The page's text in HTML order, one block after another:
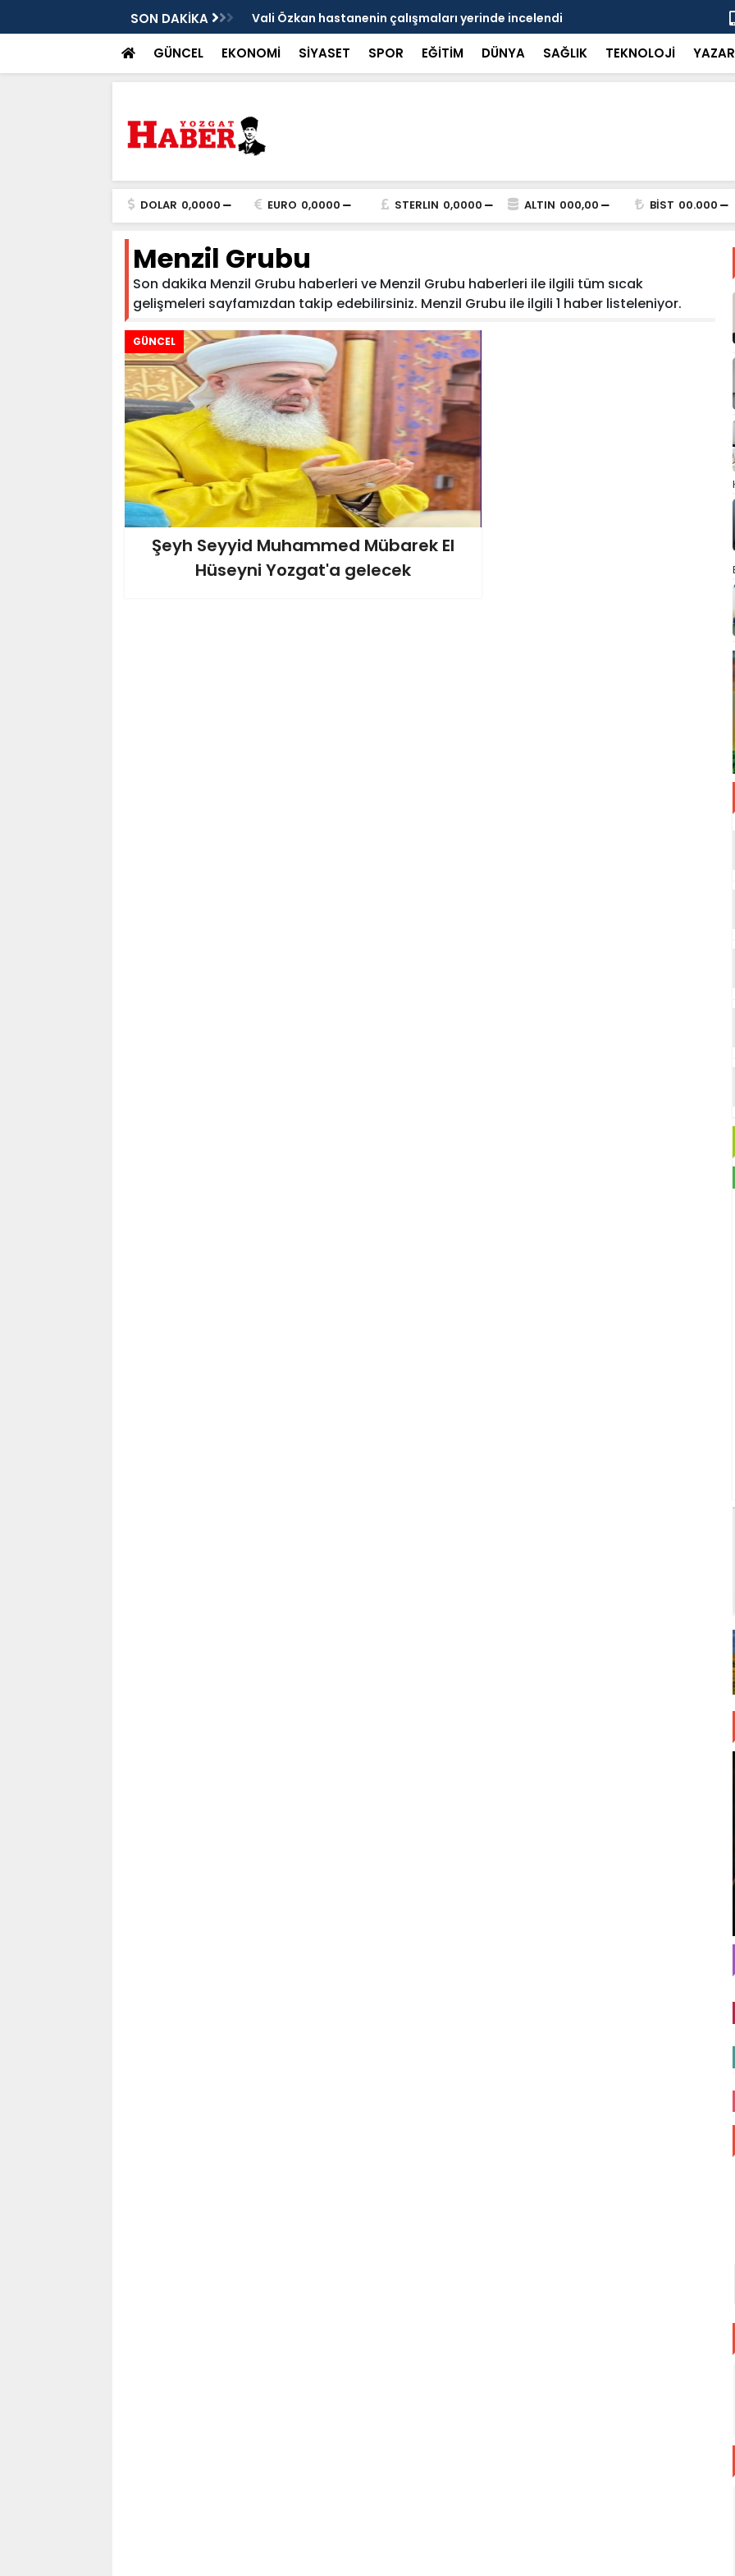
SON DAKİKA Vali Özkan hastanenin çalışmaları yerinde incelendi
GÜNCEL EKONOMİ SİYASET SPOR EĞİTİM DÜNYA SAĞLIK TEKNOLOJİ
DOLAR 0,0000 EURO 0,0000 STERLIN 0,0000 ALTIN 000,00 BİST 00.000
Menzil Grubu
Son dakika Menzil Grubu haberleri ve Menzil Grubu haberleri ile ilgili tüm sıcak
gelişmeleri sayfamızdan takip edebilirsiniz. Menzil Grubu ile ilgili 1 haber listeleniyor.
GÜNCEL
Şeyh Seyyid Muhammed Mübarek El
Hüseyni Yozgat'a gelecek